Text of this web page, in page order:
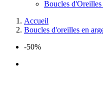
Boucles
Accueil
Boucles d'oreilles en
-50%